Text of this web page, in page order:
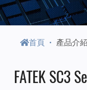
首頁 產品介紹
FATEK